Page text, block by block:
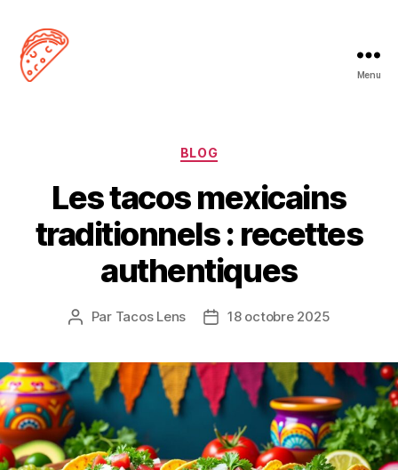
Menu
Catégories
BLOG
Les tacos mexicains
traditionnels : recettes
authentiques
Auteur
Par Tacos Lens
Date18 octobre 2025